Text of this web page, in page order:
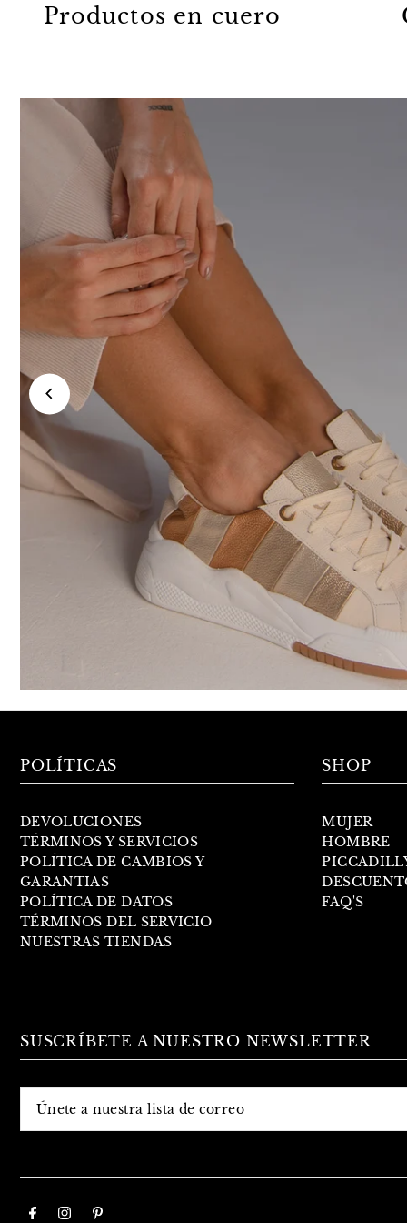
Productos en cuero
POLÍTICAS
DEVOLUCIONES
TÉRMINOS Y SERVICIOS
POLÍTICA DE CAMBIOS Y
GARANTIAS
POLÍTICA DE DATOS
TÉRMINOS DEL SERVICIO
NUESTRAS TIENDAS
SHOP
MUJER
HOMBRE
FAQ'S
SUSCRÍBETE A NUESTRO NEWSLETTER